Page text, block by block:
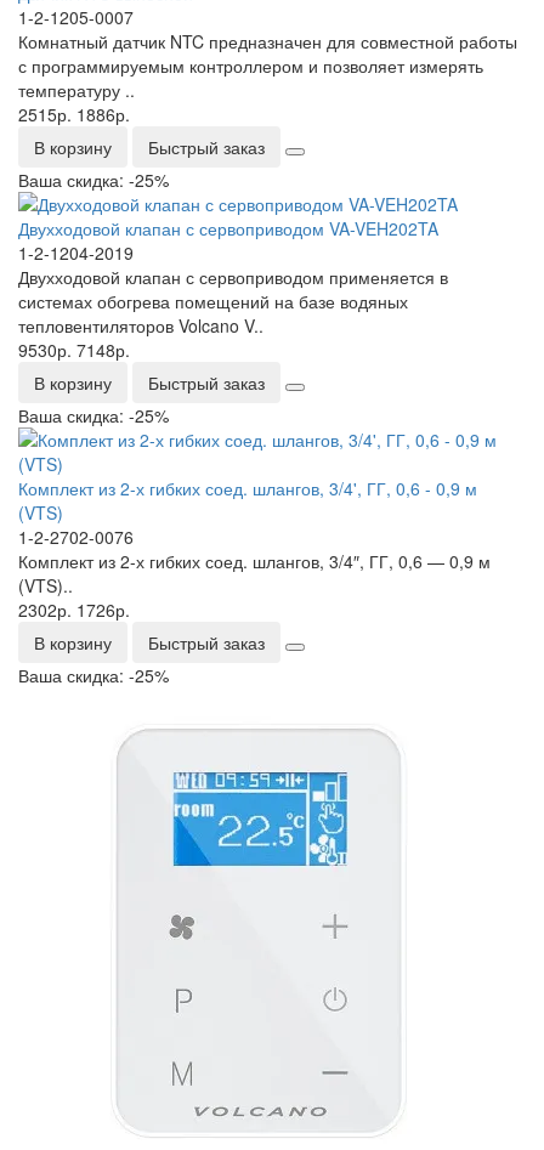
1-2-1205-0007
Комнатный датчик NTC предназначен для совместной работы
с программируемым контроллером и позволяет измерять
температуру ..
2515р. 1886р.
В корзину
Быстрый заказ
Ваша скидка: -25%
Двухходовой клапан с сервоприводом VA-VEH202TA
1-2-1204-2019
Двухходовой клапан с сервоприводом применяется в
системах обогрева помещений на базе водяных
тепловентиляторов Volcano V..
9530р. 7148р.
В корзину
Быстрый заказ
Ваша скидка: -25%
Комплект из 2-х гибких соед. шлангов, 3/4', ГГ, 0,6 - 0,9 м
(VTS)
1-2-2702-0076
Комплект из 2-х гибких соед. шлангов, 3/4″, ГГ, 0,6 — 0,9 м
(VTS)..
2302р. 1726р.
В корзину
Быстрый заказ
Ваша скидка: -25%